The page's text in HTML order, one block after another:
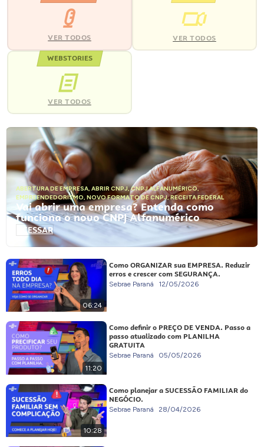
VER TODOS VER TODOS
WEBSTORIES
VER TODOS
ABERTURA DE EMPRESA, ABRIR CNPJ,CNPJ ALFANUMÉRICO,
EMPREENDEDORISMO, NOVO FORMATO DE CNPJ,RECEITA FEDERAL
Vai abrir uma empresa? Entenda como
funciona o novo CNPJ Alfanumérico
ACESSAR
06:24
Como ORGANIZAR sua EMPRESA. Reduzir
erros e crescer com SEGURANÇA.
Sebrae Paraná 12/05/2026
11:20
Como definir o PREÇO DE VENDA. Passo a
passo atualizado com PLANILHA
GRATUITA
Sebrae Paraná 05/05/2026
10:28
Como planejar a SUCESSÃO FAMILIAR do
NEGÓCIO.
Sebrae Paraná 28/04/2026